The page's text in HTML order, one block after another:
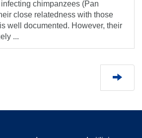
chimpanzees (Pan
close relatedness with those
well documented. However, their
...